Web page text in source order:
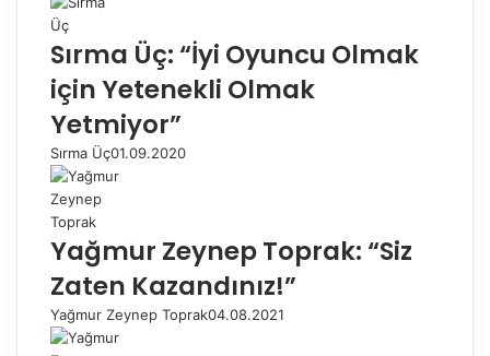
Sırma Üç: “İyi Oyuncu Olmak
için Yetenekli Olmak
Yetmiyor”
Sırma Üç01.09.2020
Yağmur Zeynep Toprak: “Siz
Zaten Kazandınız!”
Yağmur Zeynep Toprak04.08.2021